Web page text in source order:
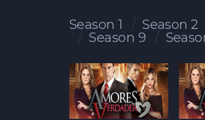
Season 1 Season 2
Season 9